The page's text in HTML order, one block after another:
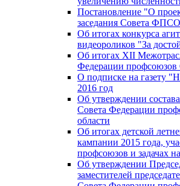
Постановление "О
заседания Совета
Об итогах конкурса
видеороликов "За
Об итогах XII
Федерации профсоюзов
О подписке на газету
2016 год
Об утверждении
Совета Федерации
области
Об итогах детской
кампании 2015 года,
профсоюзов и задачах
Об утверждении
заместителей